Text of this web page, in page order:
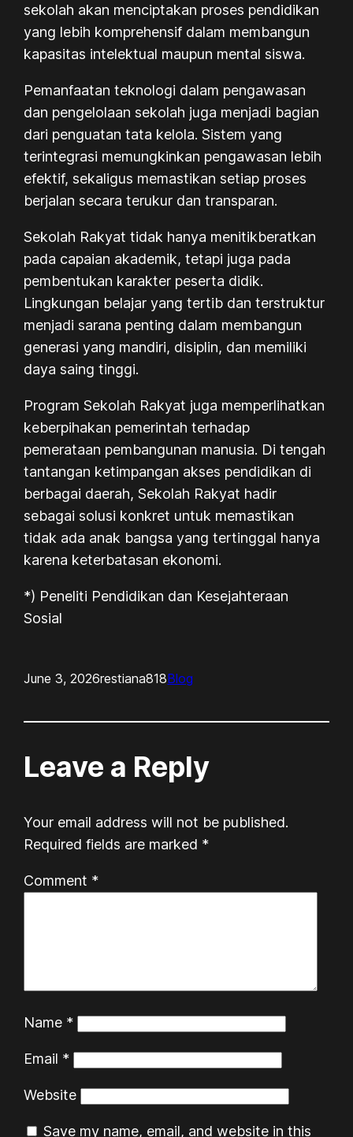
sekolah akan menciptakan proses pendidikan
yang lebih komprehensif dalam membangun
kapasitas intelektual maupun mental siswa.
Pemanfaatan teknologi dalam pengawasan
dan pengelolaan sekolah juga menjadi bagian
dari penguatan tata kelola. Sistem yang
terintegrasi memungkinkan pengawasan lebih
efektif, sekaligus memastikan setiap proses
berjalan secara terukur dan transparan.
Sekolah Rakyat tidak hanya menitikberatkan
pada capaian akademik, tetapi juga pada
pembentukan karakter peserta didik.
Lingkungan belajar yang tertib dan terstruktur
menjadi sarana penting dalam membangun
generasi yang mandiri, disiplin, dan memiliki
daya saing tinggi.
Program Sekolah Rakyat juga memperlihatkan
keberpihakan pemerintah terhadap
pemerataan pembangunan manusia. Di tengah
tantangan ketimpangan akses pendidikan di
berbagai daerah, Sekolah Rakyat hadir
sebagai solusi konkret untuk memastikan
tidak ada anak bangsa yang tertinggal hanya
karena keterbatasan ekonomi.
*) Peneliti Pendidikan dan Kesejahteraan
Sosial
June 3, 2026restiana818Blog
Leave a Reply
Your email address will not be published.
Required fields are marked *
Comment *
Name *
Email *
Website
Save my name, email, and website in this